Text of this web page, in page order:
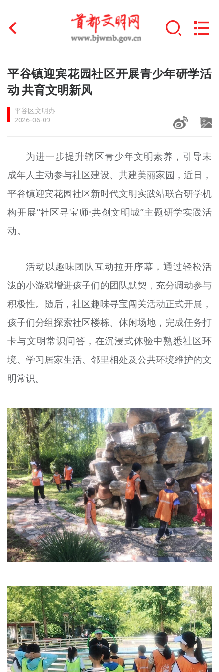
首页
文明创建
文明实践
未成年人思想道德建设
榜样人物
+
身边好人
文明评论
宣传思想文化人才
专题
资料库
+
平谷镇迎宾花园社区开展青少年研学活
动 共育文明新风
平谷区文明办
2026-06-09
为进一步提升辖区青少年文明素养，引导未
成年人主动参与社区建设、共建美丽家园，近日，
平谷镇迎宾花园社区新时代文明实践站联合研学机
构开展“社区寻宝师·共创文明城”主题研学实践活
动。
活动以趣味团队互动拉开序幕，通过轻松活
泼的小游戏增进孩子们的团队默契，充分调动参与
积极性。随后，社区趣味寻宝闯关活动正式开展，
孩子们分组探索社区楼栋、休闲场地，完成任务打
卡与文明常识问答，在沉浸式体验中熟悉社区环
境、学习居家生活、邻里相处及公共环境维护的文
明常识。